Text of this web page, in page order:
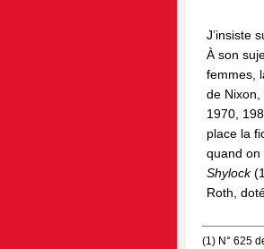
J’insiste
À son
femmes,
de Nixon,
1970,
place la
quand on
Shylock
Roth,
(1) N° 625